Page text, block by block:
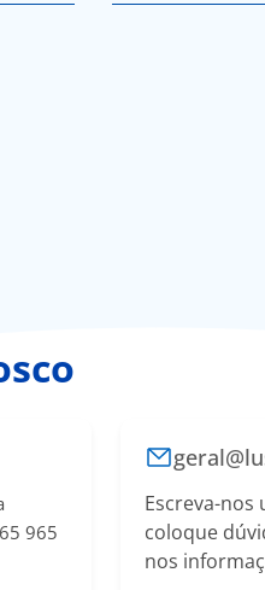
965
Escreva-nos
coloque
nos